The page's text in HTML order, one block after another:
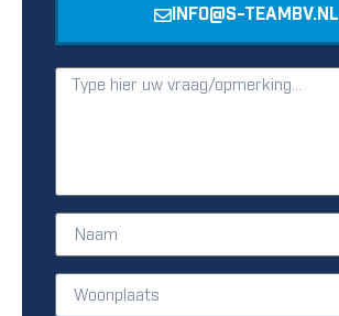
INFO@S-TEAMBV.NL